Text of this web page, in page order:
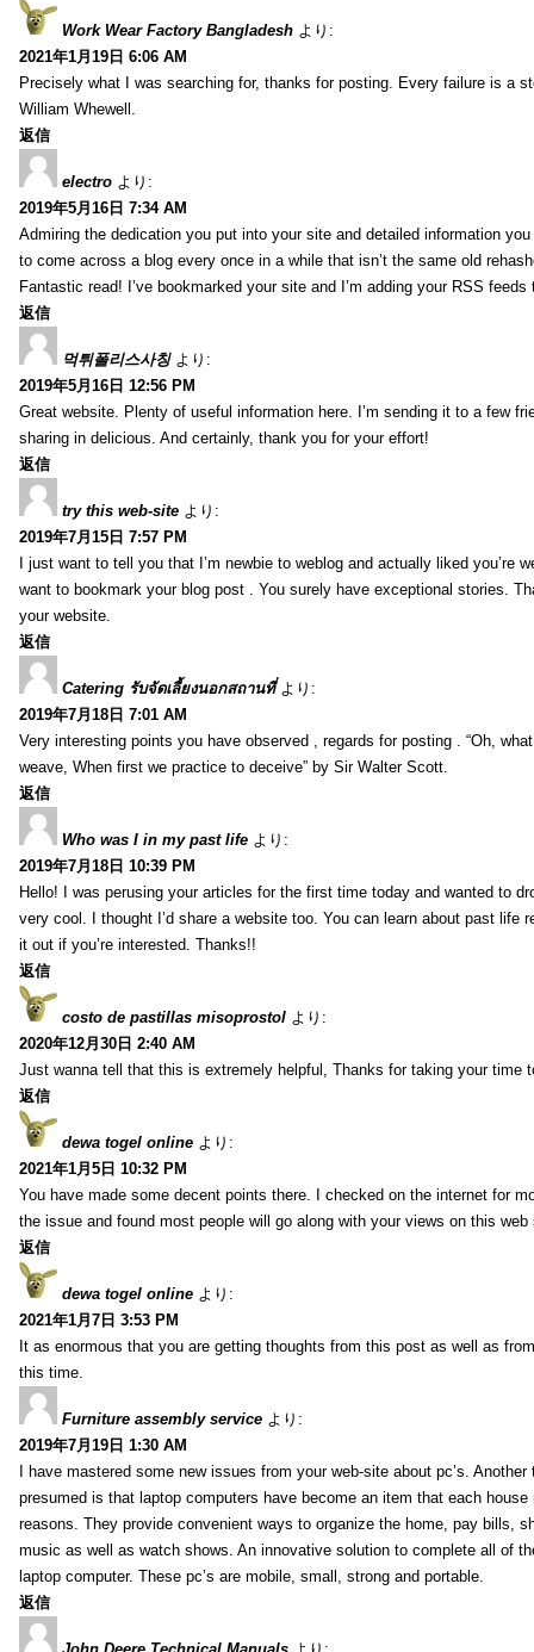
Work Wear Factory Bangladesh より:
2021年1月19日 6:06 AM
Precisely what I was searching for, thanks for posting. Every failure is a
William Whewell.
返信
electro より:
2019年5月16日 7:34 AM
Admiring the dedication you put into your site and detailed information you
to come across a blog every once in a while that isn’t the same old
Fantastic read! I’ve bookmarked your site and I’m adding your RSS
返信
먹튀폴리스사칭 より:
2019年5月16日 12:56 PM
Great website. Plenty of useful information here. I’m sending it to a few
sharing in delicious. And certainly, thank you for your effort!
返信
try this web-site より:
2019年7月15日 7:57 PM
I just want to tell you that I’m newbie to weblog and actually liked you’re
want to bookmark your blog post . You surely have exceptional stories.
your website.
返信
Catering รับจัดเลี้ยงนอกสถานที่ より:
2019年7月18日 7:01 AM
Very interesting points you have observed , regards for posting . “Oh,
weave, When first we practice to deceive” by Sir Walter Scott.
返信
Who was I in my past life より:
2019年7月18日 10:39 PM
Hello! I was perusing your articles for the first time today and wanted to
very cool. I thought I’d share a website too. You can learn about past life
it out if you’re interested. Thanks!!
返信
costo de pastillas misoprostol より:
2020年12月30日 2:40 AM
Just wanna tell that this is extremely helpful, Thanks for taking your time
返信
dewa togel online より:
2021年1月5日 10:32 PM
You have made some decent points there. I checked on the internet for
the issue and found most people will go along with your views on this web
返信
dewa togel online より:
2021年1月7日 3:53 PM
It as enormous that you are getting thoughts from this post as well as
this time.
Furniture assembly service より:
2019年7月19日 1:30 AM
I have mastered some new issues from your web-site about pc’s. Another
presumed is that laptop computers have become an item that each
reasons. They provide convenient ways to organize the home, pay bills,
music as well as watch shows. An innovative solution to complete all of
laptop computer. These pc’s are mobile, small, strong and portable.
返信
John Deere Technical Manuals より: